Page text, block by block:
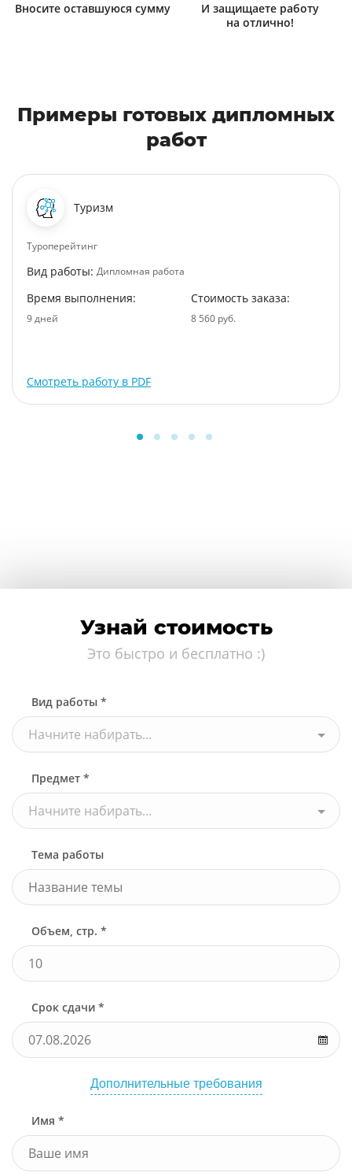
Вносите оставшуюся сумму
И защищаете работу
на отлично!
Примеры готовых дипломных
работ
Туризм
Туроперейтинг
Вид работы: Дипломная работа
Время выполнения:
9 дней
Стоимость заказа:
8 560 руб.
Смотреть работу в PDF
Узнай стоимость
Это быстро и бесплатно :)
Вид работы *
Начните набирать...
Предмет *
Начните набирать...
Тема работы
Объем, стр. *
Срок сдачи *
Дополнительные требования
Имя *